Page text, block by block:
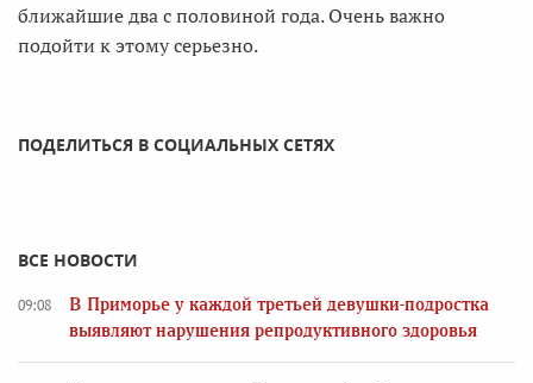
ближайшие два с половиной года. Очень важно
подойти к этому серьезно.
ПОДЕЛИТЬСЯ В СОЦИАЛЬНЫХ СЕТЯХ
ВСЕ НОВОСТИ
09:08
В Приморье у каждой третьей девушки-подростка
выявляют нарушения репродуктивного здоровья